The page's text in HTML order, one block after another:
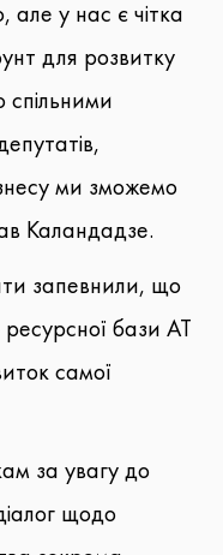
але у нас є чітка
для розвитку
спільними
ми зможемо
Каландадзе.
запевнили, що
бази АТ
самої
за увагу до
щодо